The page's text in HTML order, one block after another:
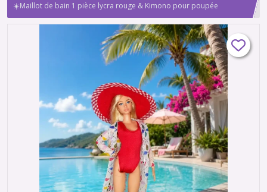
☀️Maillot de bain 1 pièce lycra rouge & Kimono pour poupée